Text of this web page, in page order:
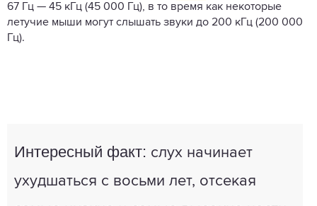
67 Гц — 45 кГц (45 000 Гц), в то время как некоторые
летучие мыши могут слышать звуки до 200 кГц (200 000
Гц).
Интересный факт: слух начинает
ухудшаться с восьми лет, отсекая